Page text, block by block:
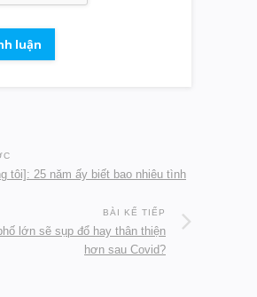
tôi]: 25 năm ấy biết bao nhiêu tình
BÀI KẾ TIẾP
lớn sẽ sụp đổ hay thân thiện
hơn sau Covid?